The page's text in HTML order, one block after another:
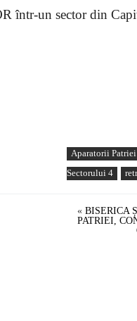
într-un sector din
Aparatorii Patriei
Sectorului 4
«BISERICA
PATRIEI,